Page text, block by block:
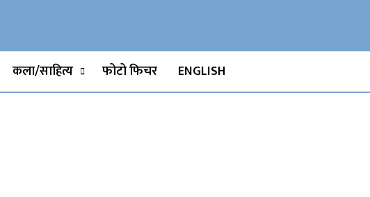
Model Watch, Movies
कला/साहित्य फोटो फिचर ENGLISH